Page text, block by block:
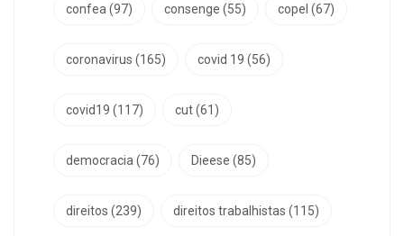
confea (97) consenge (55) copel (67)
coronavirus (165) covid 19 (56)
covid19 (117) cut(61)
democracia (76) Dieese (85)
direitos (239) direitos trabalhistas (115)